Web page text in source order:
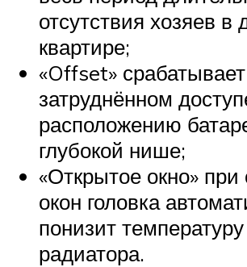
отсутствия хозяев в
квартире;
«Offset»
затруднённом
расположению
глубокой нише;
«Открытое окно» при
окон головка
понизит
радиатора.